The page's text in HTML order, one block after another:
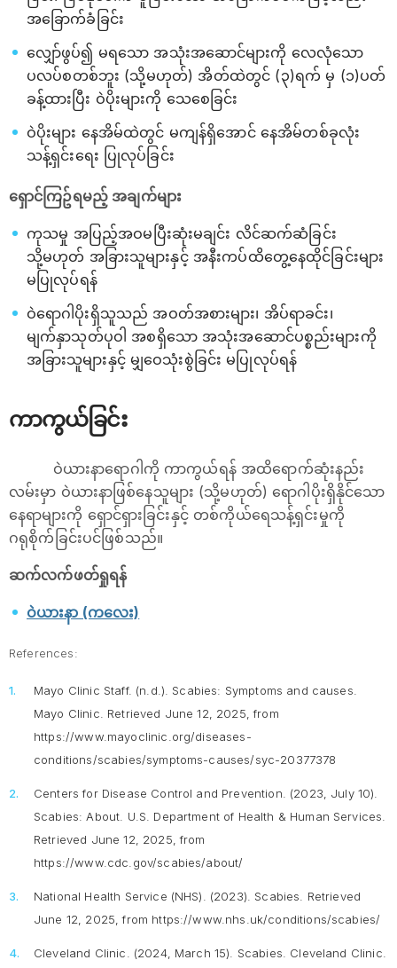
အခြောက်ခံခြင်း
လျှော်ဖွပ်၍ မရသော အသုံးအဆောင်များကို လေလုံသော
ပလပ်စတစ်ဘူး (သို့မဟုတ်) အိတ်ထဲတွင် (၃)ရက် မှ (၁)ပတ်
ခန့်ထားပြီး ဝဲပိုးများကို သေစေခြင်း
ဝဲပိုးများ နေအိမ်ထဲတွင် မကျန်ရှိအောင် နေအိမ်တစ်ခုလုံး
သန့်ရှင်းရေး ပြုလုပ်ခြင်း
ရှောင်ကြဥ်ရမည့် အချက်များ
ကုသမှု အပြည့်အဝမပြီးဆုံးမချင်း လိင်ဆက်ဆံခြင်း
သို့မဟုတ် အခြားသူများနှင့် အနီးကပ်ထိတွေ့နေထိုင်ခြင်းများ
မပြုလုပ်ရန်
ဝဲ‌ရောဂါပိုးရှိသူသည် အဝတ်အစားများ၊ အိပ်ရာခင်း၊
မျက်နှာသုတ်ပုဝါ အစရှိသော အသုံးအဆောင်ပစ္စည်းများကို
အခြားသူများနှင့် မျှဝေသုံးစွဲခြင်း မပြုလုပ်ရန်
ကာကွယ်ခြင်း
ဝဲယားနာရောဂါကို ကာကွယ်ရန် အထိရောက်ဆုံးနည်း
လမ်းမှာ ဝဲယားနာဖြစ်နေသူများ (သို့မဟုတ်) ရောဂါပိုးရှိနိုင်သော
နေရာများကို ရှောင်ရှားခြင်းနှင့် တစ်ကိုယ်ရေသန့်ရှင်းမှုကို
ဂရုစိုက်ခြင်းပင်ဖြစ်သည်။
ဆက်လက်ဖတ်ရှုရန်
ဝဲယားနာ (ကလေး)
References:
Mayo Clinic Staff. (n.d.). Scabies: Symptoms and causes.
Mayo Clinic. Retrieved June 12, 2025, from
https://www.mayoclinic.org/diseases-
conditions/scabies/symptoms-causes/syc-20377378
Centers for Disease Control and Prevention. (2023, July 10).
Scabies: About. U.S. Department of Health & Human Services.
Retrieved June 12, 2025, from
https://www.cdc.gov/scabies/about/
National Health Service (NHS). (2023). Scabies. Retrieved
June 12, 2025, from https://www.nhs.uk/conditions/scabies/
Cleveland Clinic. (2024, March 15). Scabies. Cleveland Clinic.